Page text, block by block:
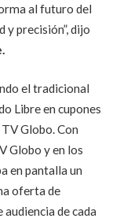
al futuro del
precisión”, dijo
el tradicional
Libre en cupones
Globo. Con
Globo y en los
en pantalla un
oferta de
de cada